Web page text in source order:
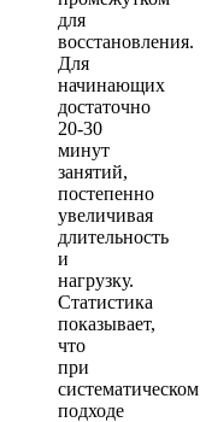
для
восстановления.
Для
начинающих
достаточно
20-30
минут
занятий,
постепенно
увеличивая
длительность
и
нагрузку.
Статистика
показывает,
что
при
систематическом
подходе